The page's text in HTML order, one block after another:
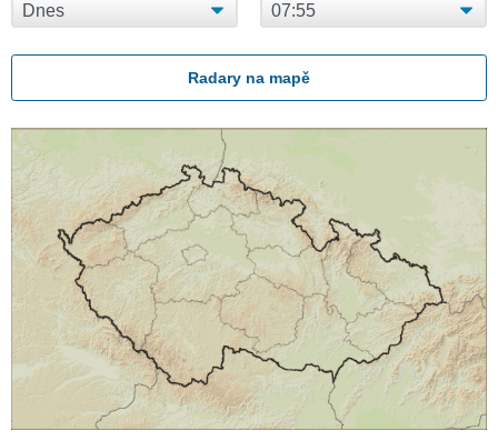
Radary na mapě